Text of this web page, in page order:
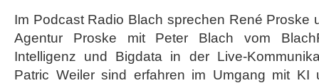
Im Podcast Radio Blach sprechen René Proske
Agentur Proske mit Peter Blach vom
Intelligenz und Bigdata in der Live-
Patric Weiler sind erfahren im Umgang mit KI